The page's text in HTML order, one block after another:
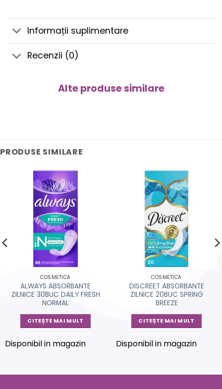
Informații suplimentare
Recenzii (0)
Alte produse similare
PRODUSE SIMILARE
COSMETICA
ALWAYS ABSORBANTE
ZILNICE 30BUC DAILY FRESH
NORMAL
CITEȘTE MAI MULT
Disponibil in magazin
COSMETICA
DISCREET ABSORBANTE
ZILNICE 20BUC SPRING
BREEZE
CITEȘTE MAI MULT
Disponibil in magazin